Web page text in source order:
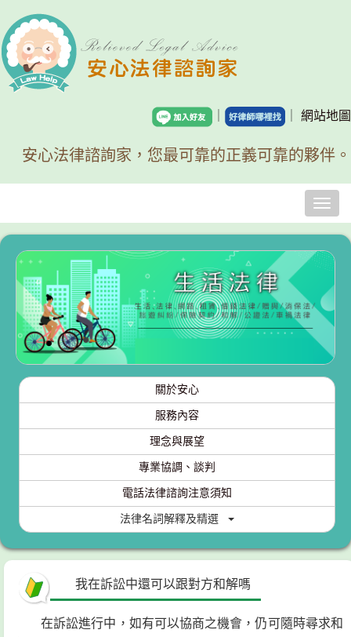
網站地圖
安心法律諮詢家，您最可靠的正義可靠的夥伴。
關於安心
服務內容
理念與展望
專業協調、談判
電話法律諮詢注意須知
法律名詞解釋及精選
我在訴訟中還可以跟對方和解嗎
在訴訟進行中，如有可以協商之機會，仍可隨時尋求和